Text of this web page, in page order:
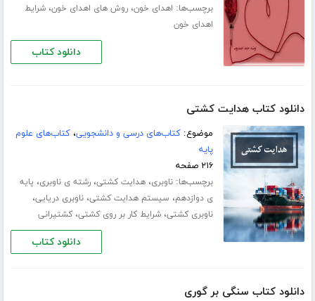
برچسب‌ها: اهدای خون،روش های اهدای خون،شرایط
اهدای خون
دانلود کتاب
دانلود کتاب هدایت کشتی
موضوع:کتاب‌های درسی و دانشجویی،کتاب‌های علوم
پایه
۲۱۶ صفحه
برچسب‌ها:ناوبری،هدایت کشتی،رشته ی ناوبری، پایه
ی دوازدهم، سیستم هدایت کشتی،ناوبری دریایی،
ناوبری کشتی،شرایط کار بر روی کشتی،کشتیرانی
دانلود کتاب
دانلود کتاب سنگی بر گوری